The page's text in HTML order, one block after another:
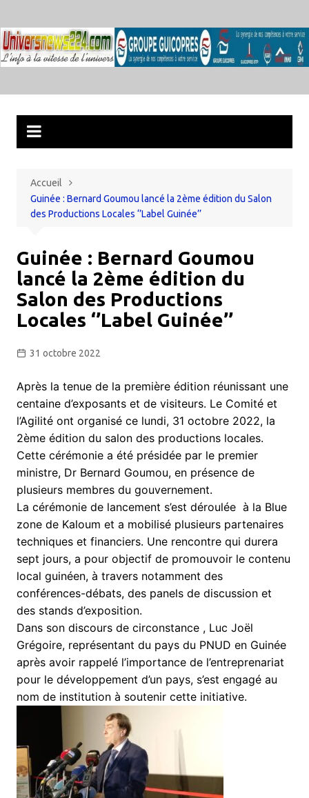
au
contenu
Accueil
Guinée : Bernard Goumou lancé la 2ème édition du Salon
des Productions Locales ‘’Label Guinée’’
Guinée : Bernard Goumou
lancé la 2ème édition du
Salon des Productions
Locales ‘’Label Guinée’’
31 octobre 2022
Après la tenue de la première édition réunissant une
centaine d’exposants et de visiteurs. Le Comité et
l’Agilité ont organisé ce lundi, 31 octobre 2022, la
2ème édition du salon des productions locales.
Cette cérémonie a été présidée par le premier
ministre, Dr Bernard Goumou, en présence de
plusieurs membres du gouvernement.
La cérémonie de lancement s’est déroulée à la Blue
zone de Kaloum et a mobilisé plusieurs partenaires
techniques et financiers. Une rencontre qui durera
sept jours, a pour objectif de promouvoir le contenu
local guinéen, à travers notamment des
conférences-débats, des panels de discussion et
des stands d’exposition.
Dans son discours de circonstance , Luc Joël
Grégoire, représentant du pays du PNUD en Guinée
après avoir rappelé l’importance de l’entreprenariat
pour le développement d’un pays, s’est engagé au
nom de institution à soutenir cette initiative.